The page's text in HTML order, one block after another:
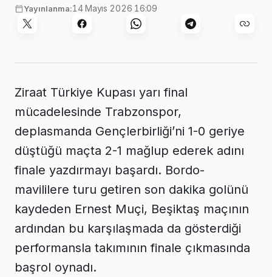
Yayınlanma:14 Mayıs 2026 16:09
Ziraat Türkiye Kupası yarı final
mücadelesinde Trabzonspor,
deplasmanda Gençlerbirliği’ni 1-0 geriye
düştüğü maçta 2-1 mağlup ederek adını
finale yazdırmayı başardı. Bordo-
mavililere turu getiren son dakika golünü
kaydeden Ernest Muçi, Beşiktaş maçının
ardından bu karşılaşmada da gösterdiği
performansla takımının finale çıkmasında
başrol oynadı.